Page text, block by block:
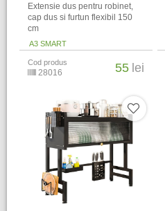
Extensie dus pentru robinet,
cap dus si furtun flexibil 150
cm
A3 SMART
Cod produs
28016 55 lei